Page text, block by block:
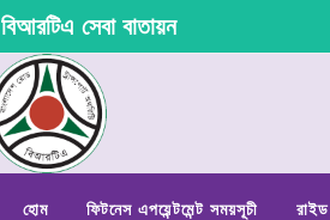
বিআরটিএ সেবা বাতায়ন
হোম ফিটনেস এপয়েন্টমেন্ট সময়সূচী রাইড